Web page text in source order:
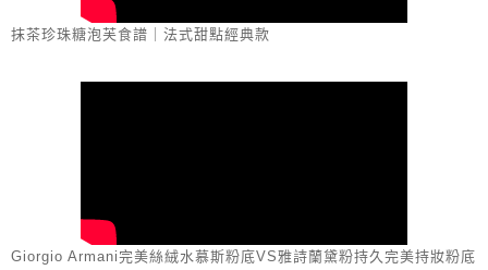
抹茶珍珠糖泡芙食譜｜法式甜點經典款
Giorgio Armani完美絲絨水慕斯粉底VS雅詩蘭黛粉持久完美持妝粉底